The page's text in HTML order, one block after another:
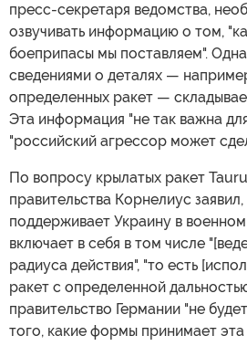
пресс-секретаря ведомства,
озвучивать информацию о том,
боеприпасы мы поставляем".
сведениями о деталях —
определенных ракет —
Эта информация "не так важна
"российский агрессор может
По вопросу крылатых ракет
правительства Корнелиус
поддерживает Украину в
включает в себя в том числе
радиуса действия", "то есть
ракет с определенной
правительство Германии "не
того, какие формы принимает